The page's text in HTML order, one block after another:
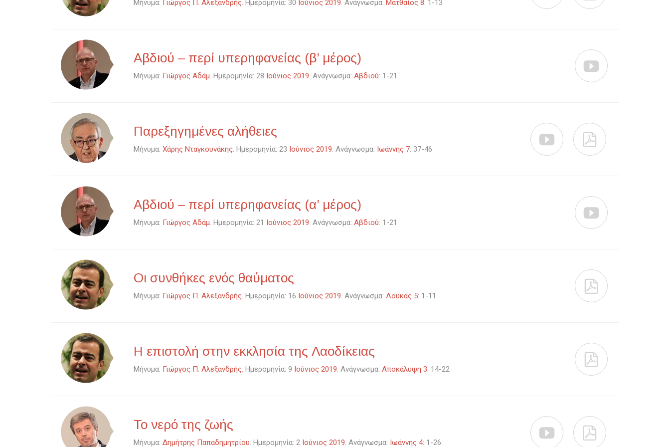
Μήνυμα: Γιώργος Π. Αλεξανδρής. Ημερομηνία: 30 Ιούνιος 2019. Ανάγνωσμα: Ματθαίος 8: 1-13
Αβδιού – περί υπερηφανείας (β’ μέρος)
Μήνυμα: Γιώργος Αδάμ. Ημερομηνία: 28 Ιούνιος 2019. Ανάγνωσμα: Αβδιού: 1-21

Παρεξηγημένες αλήθειες
Μήνυμα: Χάρης Νταγκουνάκης. Ημερομηνία: 23 Ιούνιος 2019. Ανάγνωσμα: Ιωάννης 7: 37-46
 
Αβδιού – περί υπερηφανείας (α’ μέρος)
Μήνυμα: Γιώργος Αδάμ. Ημερομηνία: 21 Ιούνιος 2019. Ανάγνωσμα: Αβδιού: 1-21

Οι συνθήκες ενός θαύματος
Μήνυμα: Γιώργος Π. Αλεξανδρής. Ημερομηνία: 16 Ιούνιος 2019. Ανάγνωσμα: Λουκάς 5: 1-11

Η επιστολή στην εκκλησία της Λαοδίκειας
Μήνυμα: Γιώργος Π. Αλεξανδρής. Ημερομηνία: 9 Ιούνιος 2019. Ανάγνωσμα: Αποκάλυψη 3: 14-22

Το νερό της ζωής
Μήνυμα: Δημήτρης Παπαδημητρίου. Ημερομηνία: 2 Ιούνιος 2019. Ανάγνωσμα: Ιωάννης 4: 1-26
 